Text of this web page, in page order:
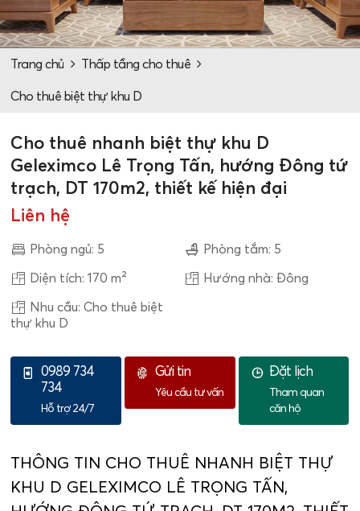
Trang chủ Thấp tầng cho thuê
Cho thuê biệt thự khu D
Cho thuê nhanh biệt thự khu D
Geleximco Lê Trọng Tấn, hướng Đông tứ
trạch, DT 170m2, thiết kế hiện đại
Liên hệ
Phòng ngủ: 5 Phòng tắm: 5
Diện tích: 170 m² Hướng nhà: Đông
Nhu cầu: Cho thuê biệt
thự khu D
0989 734
734
Hỗ trợ 24/7
Gửi tin
Yêu cầu tư vấn
Đặt lịch
Tham quan
căn hộ
THÔNG TIN CHO THUÊ NHANH BIỆT THỰ
KHU D GELEXIMCO LÊ TRỌNG TẤN,